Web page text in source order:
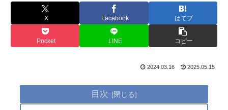
X Facebook はてブ
Pocket LINE コピー
2024.03.16 2025.05.15
目次